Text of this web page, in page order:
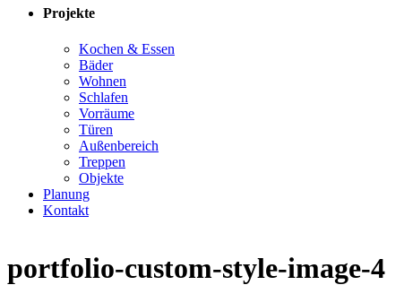
Projekte
Kochen & Essen
Bäder
Wohnen
Schlafen
Vorräume
Türen
Außenbereich
Treppen
Objekte
Planung
Kontakt
portfolio-custom-style-image-4